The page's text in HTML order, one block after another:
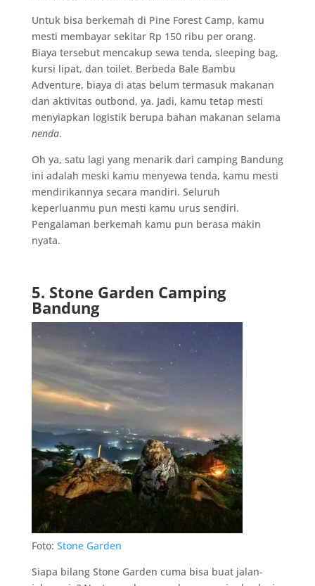
Untuk bisa berkemah di Pine Forest Camp, kamu
mesti membayar sekitar Rp 150 ribu per orang.
Biaya tersebut mencakup sewa tenda, sleeping bag,
kursi lipat, dan toilet. Berbeda Bale Bambu
Adventure, biaya di atas belum termasuk makanan
dan aktivitas outbond, ya. Jadi, kamu tetap mesti
menyiapkan logistik berupa bahan makanan selama
nenda.
Oh ya, satu lagi yang menarik dari camping Bandung
ini adalah meski kamu menyewa tenda, kamu mesti
mendirikannya secara mandiri. Seluruh
keperluanmu pun mesti kamu urus sendiri.
Pengalaman berkemah kamu pun berasa makin
nyata.
5. Stone Garden Camping
Bandung
Foto: Stone Garden
Siapa bilang Stone Garden cuma bisa buat jalan-